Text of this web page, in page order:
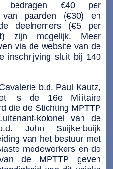
bedragen €40 per
van paarden (€30) en
deelnemers (€5 per
zijn mogelijk. Meer
via de website van de
inschrijving sluit bij 140
b.d. Paul Kautz,
is de 16e Militaire
die de Stichting MPTTP
kolonel van de
b.d. John Suijkerbuijk
van het bestuur met
medewerkers en de
de MPTTP geven